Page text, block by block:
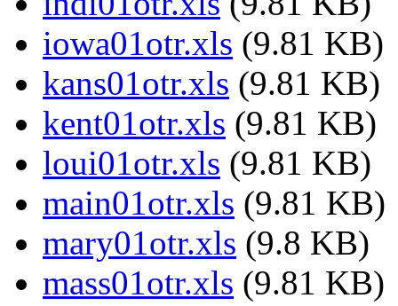
iowa01otr.xls (9.81 KB)
kans01otr.xls (9.81 KB)
kent01otr.xls (9.81 KB)
loui01otr.xls (9.81 KB)
main01otr.xls (9.81 KB)
mary01otr.xls (9.8 KB)
mass01otr.xls (9.81 KB)